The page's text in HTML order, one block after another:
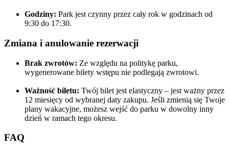
Godziny: Park jest czynny przez cały rok w godzinach od
9:30 do 17:30.
Zmiana i anulowanie rezerwacji
Brak zwrotów: Ze względu na politykę parku,
wygenerowane bilety wstępu nie podlegają zwrotowi.
Ważność biletu: Twój bilet jest elastyczny – jest ważny przez
12 miesięcy od wybranej daty zakupu. Jeśli zmienią się Twoje
plany wakacyjne, możesz wejść do parku w dowolny inny
dzień w ramach tego okresu.
FAQ